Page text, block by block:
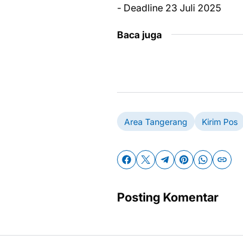
- Deadline 23 Juli 2025
Baca juga
Area Tangerang Kirim Pos
Posting Komentar